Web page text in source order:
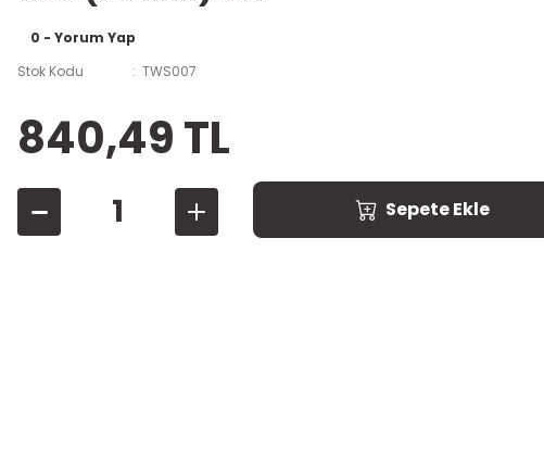
0 - Yorum Yap
Stok Kodu
TWS007
840,49 TL
Sepete Ekle